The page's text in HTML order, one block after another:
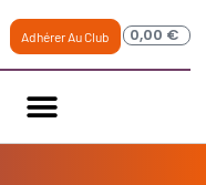
Adhérer Au Club 0,00 €